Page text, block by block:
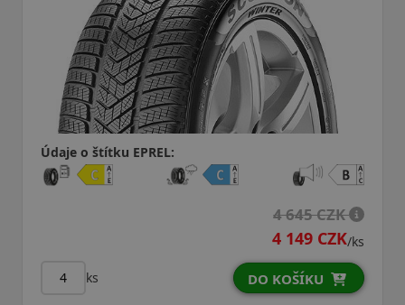
Údaje o štítku EPREL:
4 645 CZK
4 149 CZK/ks
ks DO KOŠÍKU